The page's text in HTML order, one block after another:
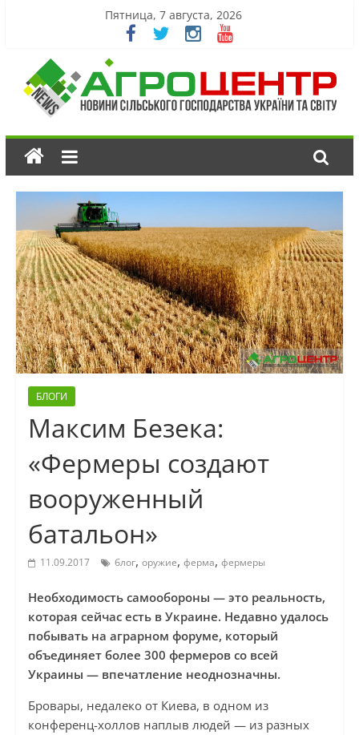
Пятница, 7 августа, 2026
БЛОГИ
Максим Безека:
«Фермеры создают
вооруженный
батальон»
11.09.2017 блог, оружие, ферма, фермеры
Необходимость самообороны — это реальность,
которая сейчас есть в Украине. Недавно удалось
побывать на аграрном форуме, который
объединяет более 300 фермеров со всей
Украины — впечатление неоднозначны.
Бровары, недалеко от Киева, в одном из
конференц-холлов наплыв людей — из разных